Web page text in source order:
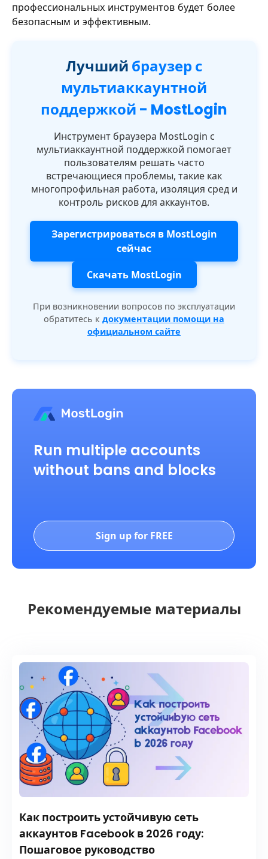
профессиональных инструментов будет более
безопасным и эффективным.
Лучший браузер с
мультиаккаунтной
поддержкой - MostLogin
Инструмент браузера MostLogin с
мультиаккаунтной поддержкой помогает
пользователям решать часто
встречающиеся проблемы, такие как
многопрофильная работа, изоляция сред и
контроль рисков для аккаунтов.
Зарегистрироваться в MostLogin
сейчас
Скачать MostLogin
При возникновении вопросов по эксплуатации
обратитесь к документации помощи на
официальном сайте
Run multiple accounts
without bans and blocks
Sign up for FREE
Рекомендуемые материалы
Как построить устойчивую сеть
аккаунтов Facebook в 2026 году:
Пошаговое руководство